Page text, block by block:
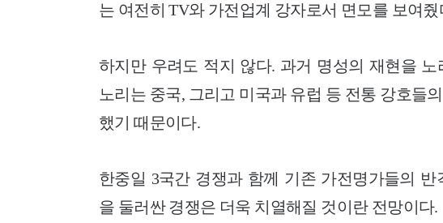
는 여전히 TV와 가전업계 강자로서 면모를 보여
하지만 우려도 적지 않다. 과거 명성의 재현을
노리는 중국, 그리고 미국과 유럽 등 전통 강호들
했기 때문이다.
한중일 3국간 경쟁과 함께 기존 가전명가들의 반
을 둘러싼 경쟁은 더욱 치열해질 것이란 전망이다.